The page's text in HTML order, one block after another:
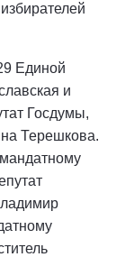
Единой
и
Госдумы,
Терешкова.